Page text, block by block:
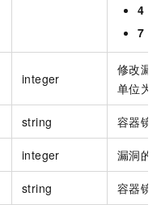
4
7
integer
修改漏
单位为
string 容器镜
integer 漏洞的
string 容器镜